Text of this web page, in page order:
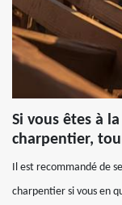
Si vous êtes à
charpentier,
Il est recommandé de
charpentier si vous en